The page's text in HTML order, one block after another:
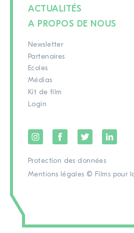
ACTUALITÉS
A PROPOS DE NOUS
Newsletter
Partenaires
Ecoles
Médias
Kit de film
Login
Protection des données
Mentions légales © Films pour